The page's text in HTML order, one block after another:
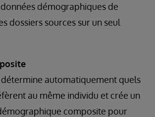
démographiques de
dossiers sources sur un seul
détermine automatiquement quels
au même individu et crée un
composite pour